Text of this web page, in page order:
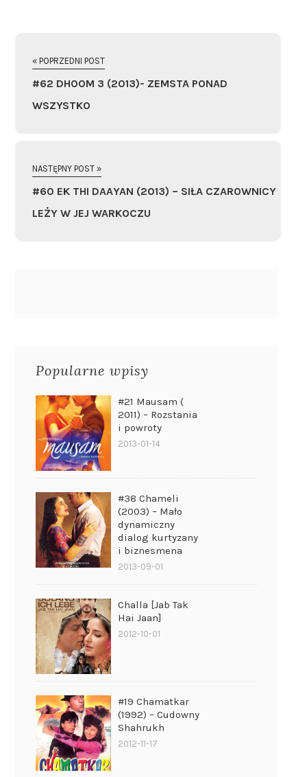
« POPRZEDNI POST
#62 DHOOM 3 (2013)- ZEMSTA PONAD
WSZYSTKO
NASTĘPNY POST »
#60 EK THI DAAYAN (2013) – SIŁA CZAROWNICY
LEŻY W JEJ WARKOCZU
Popularne wpisy
#21 Mausam (
2011) – Rozstania
i powroty
2013-01-14
#38 Chameli
(2003) – Mało
dynamiczny
dialog kurtyzany
i biznesmena
2013-09-01
Challa [Jab Tak
Hai Jaan]
2012-10-01
#19 Chamatkar
(1992) – Cudowny
Shahrukh
2012-11-17